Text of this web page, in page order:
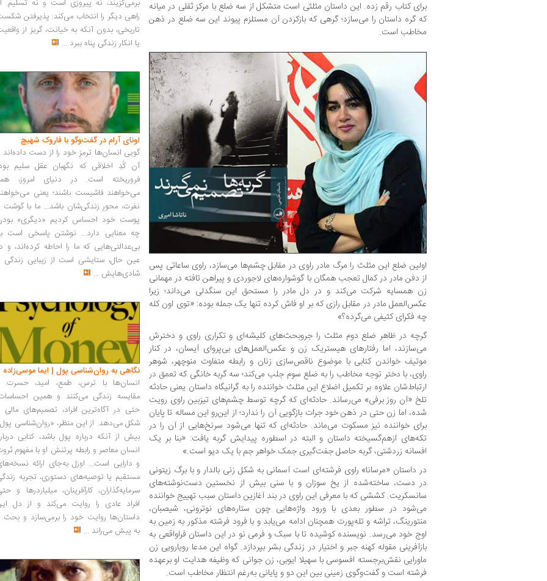
برای کتاب رقم زده. این داستان مثلثی است متشکل از سه ضلع با مرکز ثقلی در میانه
که گره داستان را می‌سازد؛ گرهی که بازکردن آن مستلزم پیوند این سه ضلع در ذهن
مخاطب است.
اولین ضلع این مثلث را مرگ مادر راوی در مقابل چشم‌ها می‌سازد، راوی ساعاتی پس
از دفن مادر در کمال تعجب همگان با گوشواره‌های لاجوردی و پیراهن تافته‌ در مهمانی
زن همسایه شرکت می‌کند و در دل مادر را مستحق این سنگدلی می‌داند؛ زیرا
عکس‌العمل مادر در مقابل رازی که بر او فاش کرده تنها یک جمله بوده: «توی اون کله
چه فکرای کثیفی می‌گرده؟»
گرچه در ظاهر ضلع دوم مثلث را جروبحث‌های کلیشه‌ای و تکراری راوی و دخترش
می‌سازند، اما رفتارهای هیستریک زن و عکس‌العمل‌های بی‌پروای آیسان، در کنار
موتیف خواندن کتابی با موضوع ناقص‌سازی زنان و رابطه‌ متفاوت منوچهر، شوهر
راوی، با دختر توجه مخاطب را به ضلع سوم جلب می‌کند؛ سه گربه‌ خانگی که تعمق در
ارتباط‌شان علاوه بر تکمیل اضلاع این مثلث خواننده را به گرانیگاه داستان یعنی حادثه‌
تلخ «آن روز برفی» می‌رساند. حادثه‌ای که گرچه توسط چشم‌های تیزبین راوی رویت
شده، اما زن حتی در ذهن خود جرات بازگویی آن را ندارد؛ از این‌رو این مساله تا پایان
برای خواننده نیز مسکوت می‌ماند. حادثه‌ای که تنها می‌شود سرنخ‌هایی از آن را در
تکه‌های ازهم‌گسیخته‌ داستان و البته در اسطوره‌ پیدایش گربه یافت: «بنا بر یک
افسانه‌ زردشتی، گربه حاصل جفت‌گیری جمک خواهر جم با یک دیو است.»
در داستان «مرسانا» راوی فرشته‌ای است آسمانی به شکل زنی بالدار و با برگ زیتونی
در دست، ساخته‌شده از یخ سوزان و با سنی بیش از نخستین دست‌نوشته‌های
سانسکریت. کششی که با معرفی این راوی در بند آغازین داستان سبب تهییج خواننده
می‌شود در سطور بعدی با ورود واژه‌هایی چون ستاره‌های نوترونی، شیصبان،
منتورینگ، تراشه و تله‌پورت همچنان ادامه می‌یابد و با فرود فرشته‌ مذکور به زمین به
اوج خود می‌رسد. نویسنده کوشیده تا با سبک و فرمی نو در این داستان فراواقعی به
بازآفرینی مقوله‌ کهنه‌ جبر و اختیار در زندگی بشر بپردازد. گواه این مدعا رویارویی زن
ماورایی نقش‌برجسته‌ افسوسی با سهیلا ایوبی، زن جوانی که وظیفه‌ هدایت او برعهده‌
فرشته است و گفت‌وگوی زمینی بین‌ این دو و پایانی به‌رغم انتظار مخاطب است.
برمی‌گزیند، نه پیروزی است و نه تسلیم.
راهی دیگر را انتخاب می‌کند: پذیرفتن
تاریخی، بدون آنکه به خیانت، گریز از
یا انکار زندگی پناه ببرد ...
اونای آرام در گفت‌وگو با فاروک شهیچ‭
گویی انسان‌ها ترمزِ خود را از دست داده‌اند
آن کُدِ اخلاقی که نگهبان عقل سلیم
فروریخته است. در دنیای امروز،
می‌خواهند فاشیست باشند؛ یعنی
نفرت، محورِ زندگی‌شان باشد... ما با گوشت
پوست خود احساس کردیم «دیگری»
چه معنایی دارد... نوشتن پاسخی است
بی‌عدالتی‌هایی که ما را احاطه کرده‌اند، و
عین حال، ستایشی است از زیبایی زندگی
شادی‌هایش ...
نگاهی به روان‌شناسی پول | ایما موسی‌زاده
انسان‌ها با ترس، طمع، امید، حسرت
مقایسه زندگی می‌کنند و همین
حتی در آگاه‌ترین افراد، تصمیم‌های مالی
شکل می‌دهد. از این منظر، «روان‌شناسی
بیش از آنکه درباره پول باشد، کتابی
انسان معاصر و رابطه پرتنش او با مفهوم
و دارایی است... اوزل به‌جای ارائه
مستقیم یا توصیه‌های دستوری، تجربه
سرمایه‌گذاران، کارآفرینان، میلیاردرها و
افراد عادی را روایت می‌کند و از دل
داستان‌ها روایت خود را برمی‌سازد و بحث
به پیش می‌راند ...